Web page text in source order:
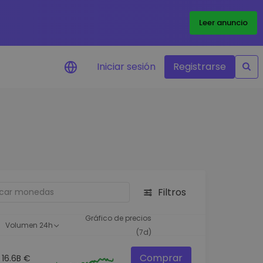
Leer anuncio
oportunidades de
inteligente para un
Iniciar sesión Registrarse
Filtros
Volumen 24h
Gráfico de precios
(7d)
16.6B € Comprar